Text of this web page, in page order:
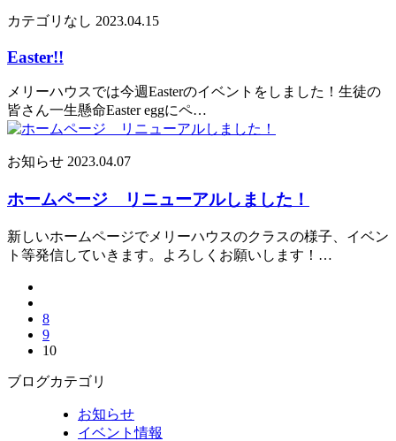
カテゴリなし 2023.04.15
Easter!!
メリーハウスでは今週Easterのイベントをしました！生徒の
皆さん一生懸命Easter eggにペ…
お知らせ 2023.04.07
ホームページ リニューアルしました！
新しいホームページでメリーハウスのクラスの様子、イベン
ト等発信していきます。よろしくお願いします！…
8
9
10
ブログカテゴリ
お知らせ
イベント情報